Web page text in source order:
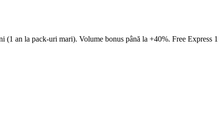
(1 an la pack-uri mari). Volume bonus până la +40%. Free